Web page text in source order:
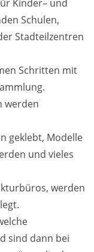
Kinder– und
Schulen,
Stadteilzentren
Schritten mit
werden
geklebt, Modelle
und vieles
werden
sind dann bei